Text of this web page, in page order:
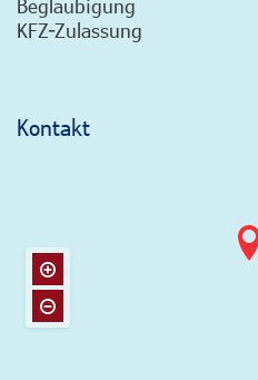
Beglaubigung
KFZ-Zulassung
Kontakt